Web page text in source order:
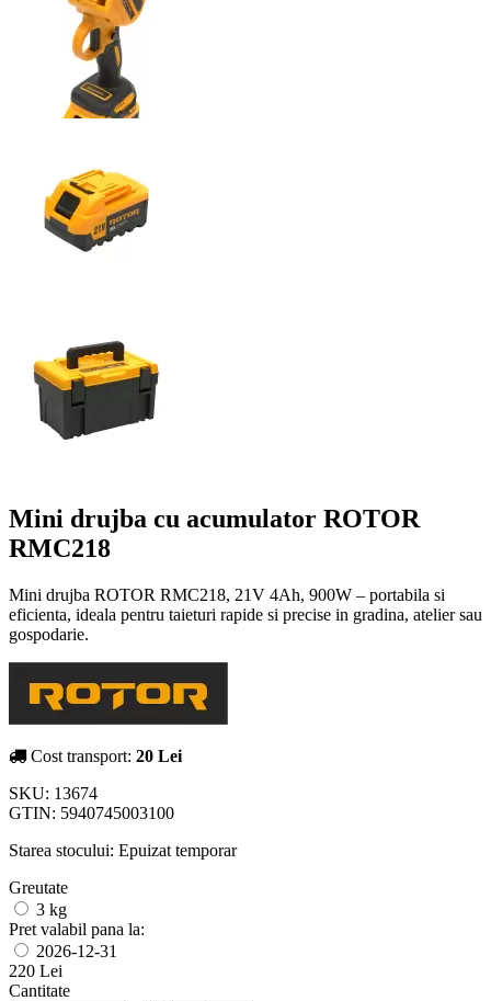
Mini drujba cu acumulator ROTOR
RMC218
Mini drujba ROTOR RMC218, 21V 4Ah, 900W – portabila si
eficienta, ideala pentru taieturi rapide si precise in gradina, atelier sau
gospodarie.
Cost transport: 20 Lei
SKU: 13674
GTIN: 5940745003100
Starea stocului: Epuizat temporar
Greutate
3 kg
Pret valabil pana la:
2026-12-31
220 Lei
Cantitate